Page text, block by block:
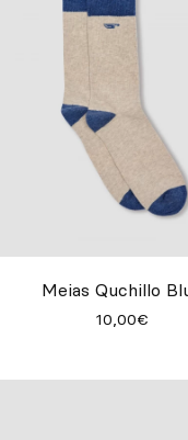
Meias Quchillo
10,00€